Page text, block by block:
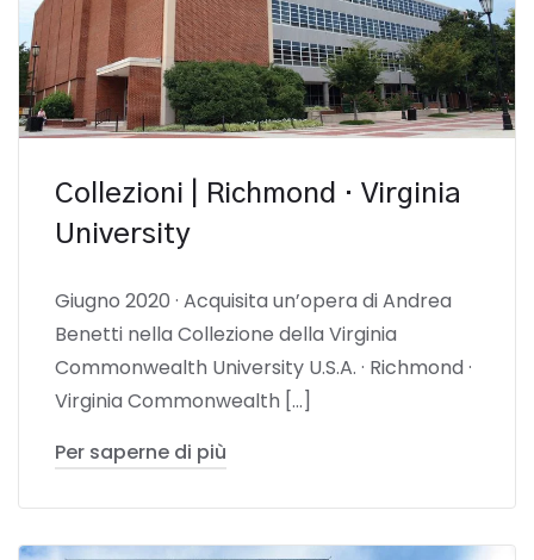
Collezioni | Richmond · Virginia
University
Giugno 2020 · Acquisita un’opera di Andrea
Benetti nella Collezione della Virginia
Commonwealth University U.S.A. · Richmond ·
Virginia Commonwealth […]
Per saperne di più